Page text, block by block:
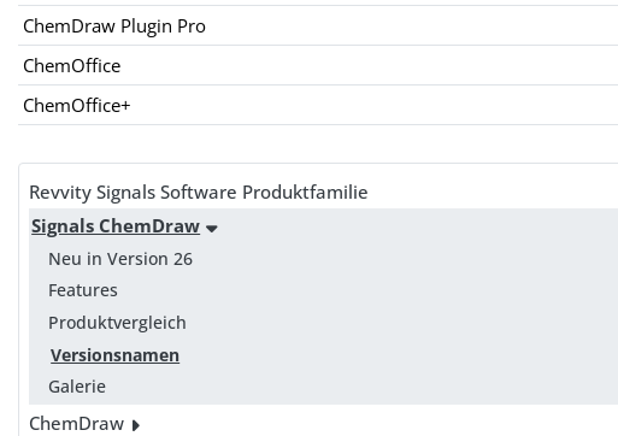
Revvity Signals Software Produktfamilie
Signals ChemDraw
Neu in Version 26
Features
Produktvergleich
Versionsnamen
Galerie
ChemDraw
ChemDraw Plugin Pro
ChemOffice
ChemOffice+